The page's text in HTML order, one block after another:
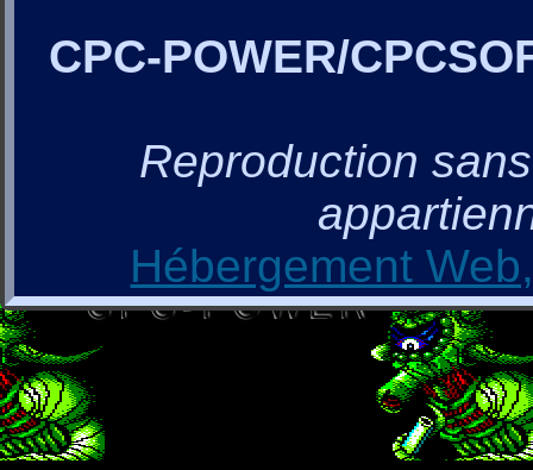
CPC-POWER/
Reproduction
Hébergement